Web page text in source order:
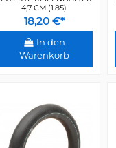
4,7 CM (1.85)
18,20 €*
In den
Warenkorb